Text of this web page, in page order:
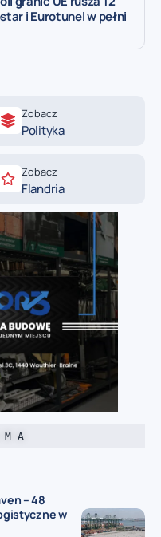
i Eurotunel w pełni
Zobacz
Polityka
Zobacz
Flandria
A
– 48
w